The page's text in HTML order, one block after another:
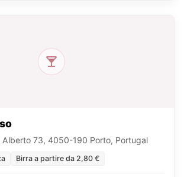
Alberto 73, 4050-190 Porto, Portugal
Birra a partire da 2,80 €